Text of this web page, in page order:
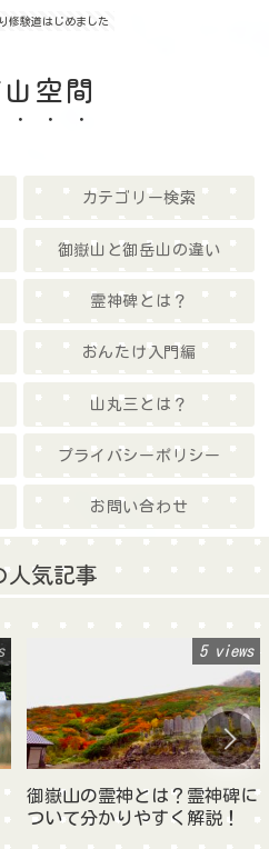
修験道はじめました
空間
カテゴリー検索
御嶽山と御岳山の違い
霊神碑とは？
おんたけ入門編
山丸三とは？
プライバシーポリシー
お問い合わせ
人気記事
御嶽山の霊神とは？霊神碑に
ついて分かりやすく解説！
5 views